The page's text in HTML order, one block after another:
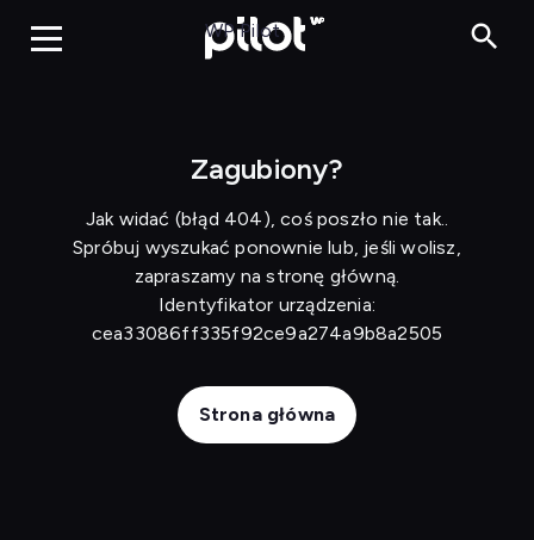
Szaleńcy za kółkiem 2
WP Pilot
Zagubiony?
Jak widać (błąd 404), coś poszło nie tak..
Spróbuj wyszukać ponownie lub, jeśli wolisz,
zapraszamy na stronę główną.
Identyfikator urządzenia:
cea33086ff335f92ce9a274a9b8a2505
Strona główna